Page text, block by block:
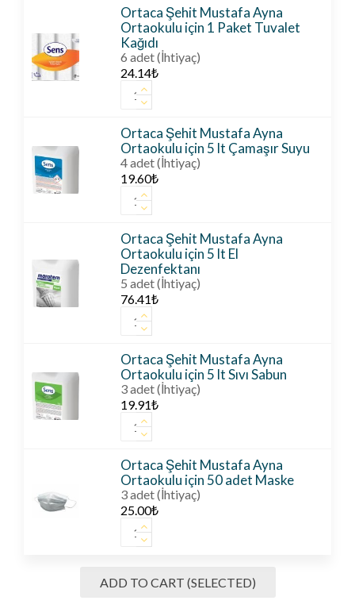
Ayna
Ortaokulu
için
1
Paket
Kağıt
Havlu
adet
Ortaca Şehit Mustafa Ayna
Ortaokulu için 1 Paket Tuvalet
Kağıdı
6 adet (İhtiyaç)
24.14₺
Ortaca
Şehit
Ayna
Ortaokulu
için
1
Paket
Tuvalet
Kağıdı
adet
Ortaca Şehit Mustafa Ayna
Ortaokulu için 5 lt Çamaşır Suyu
4 adet (İhtiyaç)
19.60₺
Ortaca
Şehit
Ayna
Ortaokulu
için
5
lt
Çamaşır
Suyu
adet
Ortaca Şehit Mustafa Ayna
Ortaokulu için 5 lt El
Dezenfektanı
5 adet (İhtiyaç)
76.41₺
Ortaca
Şehit
Ayna
Ortaokulu
için
5
lt
Dezenfektanı
adet
Ortaca Şehit Mustafa Ayna
Ortaokulu için 5 lt Sıvı Sabun
3 adet (İhtiyaç)
19.91₺
Ortaca
Şehit
Ayna
Ortaokulu
için
5
lt
Sıvı
Sabun
Ortaca Şehit Mustafa Ayna
Ortaokulu için 50 adet Maske
3 adet (İhtiyaç)
25.00₺
Ortaca
Şehit
Ortaokulu
ADD TO CART (SELECTED)